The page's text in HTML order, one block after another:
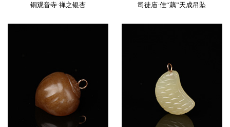
铜观音寺·禅之银杏 司徒庙·佳“藕”天成吊坠